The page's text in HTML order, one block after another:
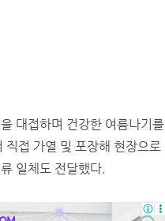
대접하며 건강한 여름나기를
직접 가열 및 포장해 현장으로
일체도 전달했다.